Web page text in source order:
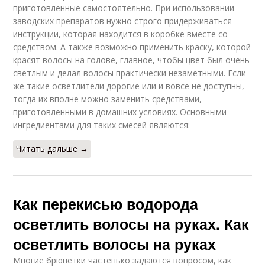
приготовленные самостоятельно. При использовании
заводских препаратов нужно строго придерживаться
инструкции, которая находится в коробке вместе со
средством. А также возможно применить краску, которой
красят волосы на голове, главное, чтобы цвет был очень
светлым и делал волосы практически незаметными. Если
же такие осветлители дорогие или и вовсе не доступны,
тогда их вполне можно заменить средствами,
приготовленными в домашних условиях. Основными
ингредиентами для таких смесей являются:
Читать дальше →
Как перекисью водорода
осветлить волосы на руках. Как
осветлить волосы на руках
Многие брюнетки частенько задаются вопросом, как